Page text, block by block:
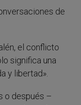
de
el conflicto
significa una
y libertad».
o después –